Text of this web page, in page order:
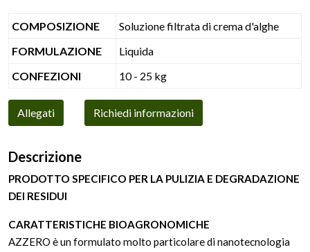
COMPOSIZIONE
Soluzione filtrata di crema d'alghe
FORMULAZIONE
Liquida
CONFEZIONI
10 - 25 kg
Allegati Richiedi informazioni
Descrizione
PRODOTTO SPECIFICO PER LA PULIZIA E DEGRADAZIONE
DEI RESIDUI
CARATTERISTICHE BIOAGRONOMICHE
AZZERO è un formulato molto particolare di nanotecnologia